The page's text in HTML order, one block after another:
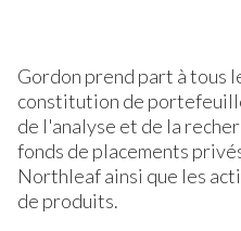
Gordon prend part à tous
constitution de
de l'analyse et de la
fonds de placements
Northleaf ainsi que les
de produits.